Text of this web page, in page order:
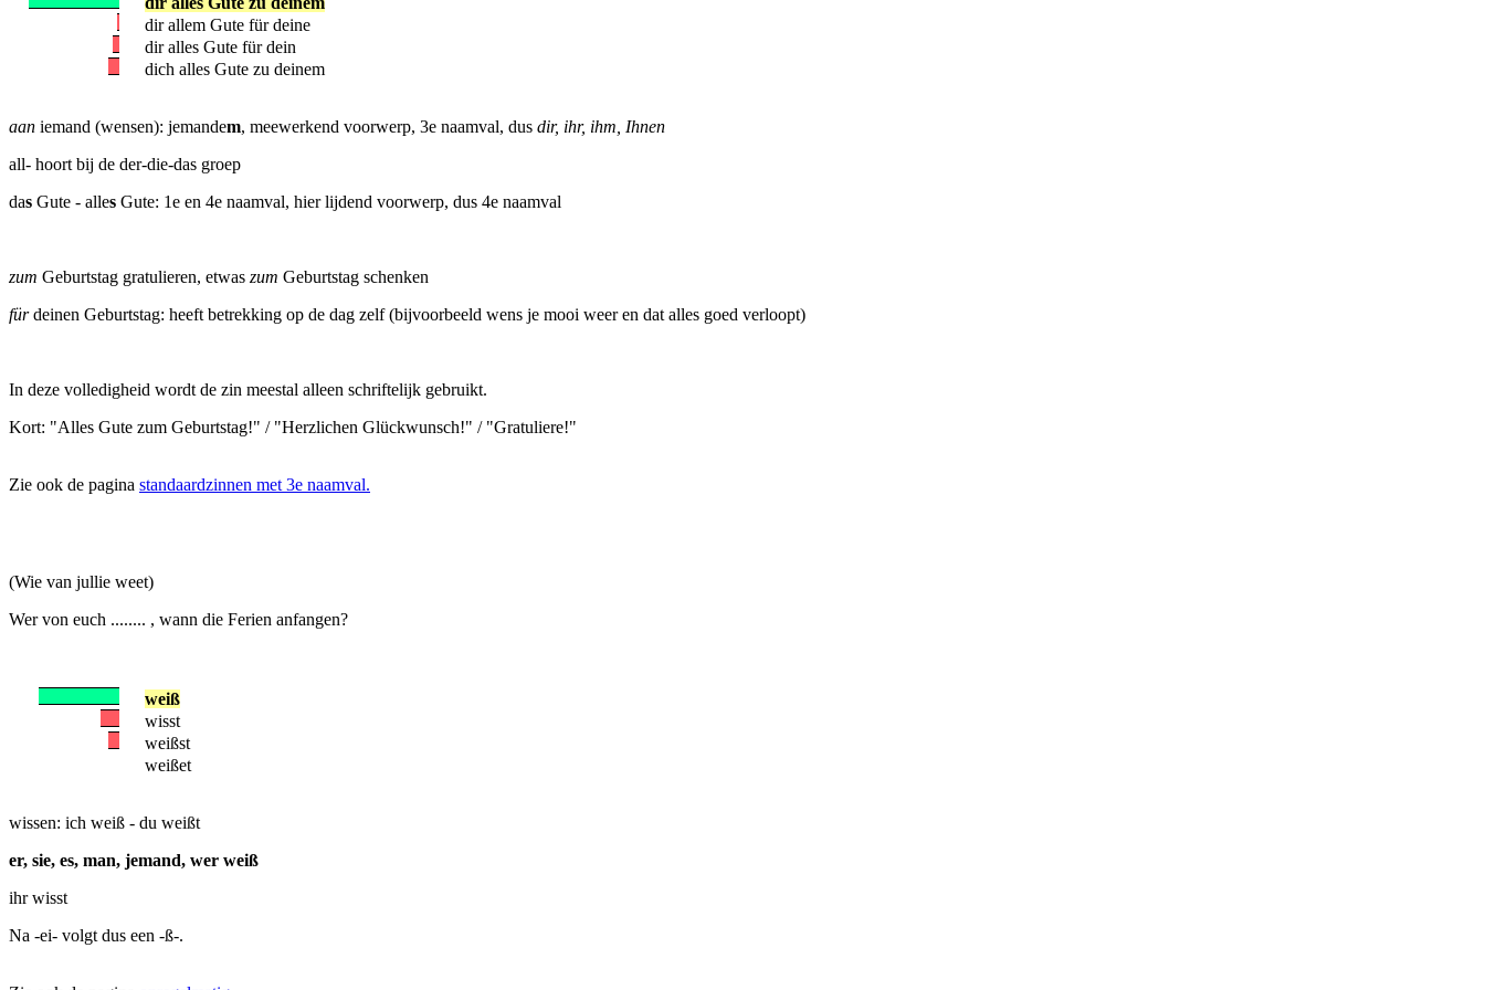
dir allem Gute für deine
dir alles Gute für dein
dich alles Gute zu deinem
aan iemand (wensen): jemandem, meewerkend voorwerp, 3e naamval, dus dir, ihr, ihm, Ihnen
all- hoort bij de der-die-das groep
das Gute - alles Gute: 1e en 4e naamval, hier lijdend voorwerp, dus 4e naamval
zum Geburtstag gratulieren, etwas zum Geburtstag schenken
fürdeinen Geburtstag: heeft betrekking op de dag zelf (bijvoorbeeld wens je mooi weer en dat alles goed verloopt)
In deze volledigheid wordt de zin meestal alleen schriftelijk gebruikt.
Kort: "Alles Gute zum Geburtstag!" / "Herzlichen Glückwunsch!" / "Gratuliere!"
Zie ook de pagina standaardzinnen met 3e naamval.
(Wie van jullie weet)
Wer von euch ........ , wann die Ferien anfangen?
weiß
wisst
weißst
weißet
wissen: ich weiß - du weißt
er, sie, es, man, jemand, wer weiß
ihr wisst
Na -ei- volgt dus een -ß-.